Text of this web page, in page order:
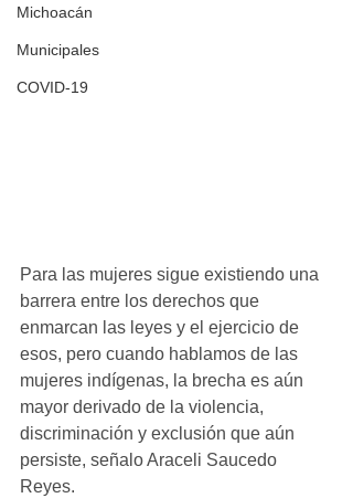
Michoacán
Municipales
COVID-19
Para las mujeres sigue existiendo una
barrera entre los derechos que
enmarcan las leyes y el ejercicio de
esos, pero cuando hablamos de las
mujeres indígenas, la brecha es aún
mayor derivado de la violencia,
discriminación y exclusión que aún
persiste, señalo Araceli Saucedo
Reyes.